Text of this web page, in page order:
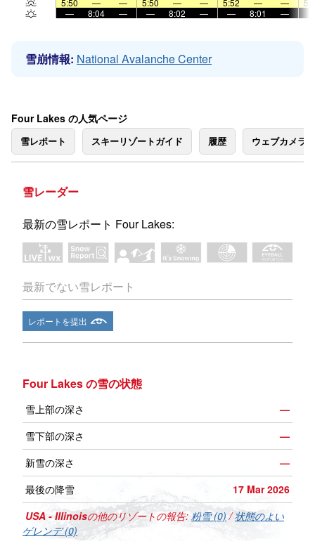
5:50
— — 5:50 — — 5:52 — —
—
8:04 — — 8:02 — — 8:01 —
雪崩情報: National Avalanche Center
Four Lakes の人気ページ
雪レポート スキーリゾートガイド 履歴 ウェブカメラ
雪レーダー
最新の雪レポート Four Lakes:
最新でない雪レポート
レポートを提出
Four Lakes の雪の状態
雪上部の深さ
—
雪下部の深さ
—
新雪の深さ
—
最後の降雪
17 Mar 2026
USA - Illinoisの他のリゾートの報告: 粉雪 (0) /状態のよい
ゲレンデ (0)